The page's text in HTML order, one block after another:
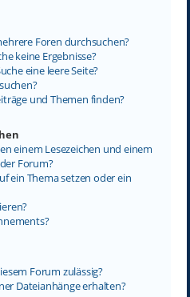
Foren durchsuchen?
keine Ergebnisse?
eine leere Seite?
und Themen finden?
einem Lesezeichen und einem
Forum?
ein Thema setzen oder ein
Forum zulässig?
Dateianhänge erhalten?